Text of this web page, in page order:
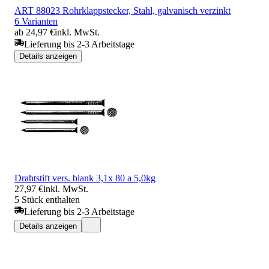
ART 88023 Rohrklappstecker, Stahl, galvanisch verzinkt
6 Varianten
ab 24,97 €inkl. MwSt.
Lieferung bis 2-3 Arbeitstage
Details anzeigen
Drahtstift vers. blank 3,1x 80 a 5,0kg
27,97 €inkl. MwSt.
5 Stück enthalten
Lieferung bis 2-3 Arbeitstage
Details anzeigen